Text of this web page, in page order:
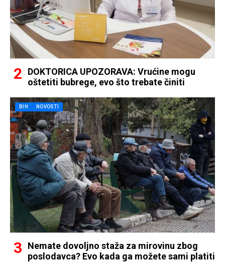
DOKTORICA UPOZORAVA: Vrućine mogu
oštetiti bubrege, evo što trebate činiti
BIH NOVOSTI
Nemate dovoljno staža za mirovinu zbog
poslodavca? Evo kada ga možete sami platiti